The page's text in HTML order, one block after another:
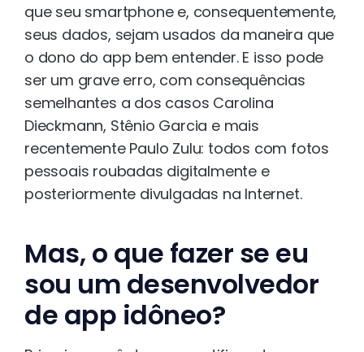
que seu smartphone e, consequentemente,
seus dados, sejam usados da maneira que
o dono do app bem entender. E isso pode
ser um grave erro, com consequências
semelhantes a dos casos Carolina
Dieckmann, Stênio Garcia e mais
recentemente Paulo Zulu: todos com fotos
pessoais roubadas digitalmente e
posteriormente divulgadas na Internet.
Mas, o que fazer se eu
sou um desenvolvedor
de app idôneo?